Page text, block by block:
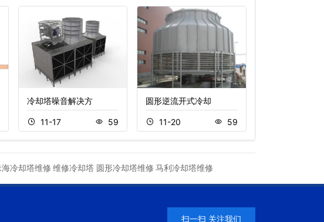
冷却塔噪音解决方
11-17 59
圆形逆流开式冷却
11-20 59
海冷却塔维修 维修冷却塔 圆形冷却塔维修 马利冷却塔维修
扫一扫 关注我们